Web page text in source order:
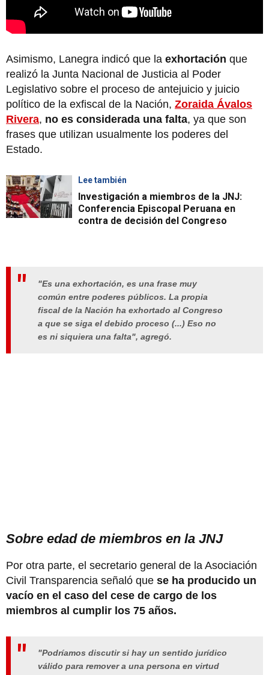
Asimismo, Lanegra indicó que la exhortación que
realizó la Junta Nacional de Justicia al Poder
Legislativo sobre el proceso de antejuicio y juicio
político de la exfiscal de la Nación, Zoraida Ávalos
Rivera, no es considerada una falta, ya que son
frases que utilizan usualmente los poderes del
Estado.
Lee también
Investigación a miembros de la JNJ:
Conferencia Episcopal Peruana en
contra de decisión del Congreso
"Es una exhortación, es una frase muy
común entre poderes públicos. La propia
fiscal de la Nación ha exhortado al Congreso
a que se siga el debido proceso (...) Eso no
es ni siquiera una falta", agregó.
Sobre edad de miembros en la JNJ
Por otra parte, el secretario general de la Asociación
Civil Transparencia señaló que se ha producido un
vacío en el caso del cese de cargo de los
miembros al cumplir los 75 años.
"Podríamos discutir si hay un sentido jurídico
válido para remover a una persona en virtud